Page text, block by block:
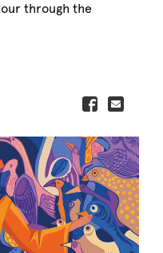
through the